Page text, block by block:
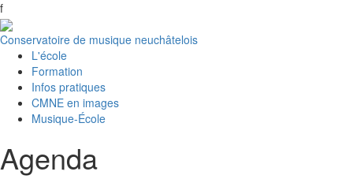
f
Conservatoire de musique neuchâtelois
L'école
Formation
Infos pratiques
CMNE en images
Musique-École
Agenda